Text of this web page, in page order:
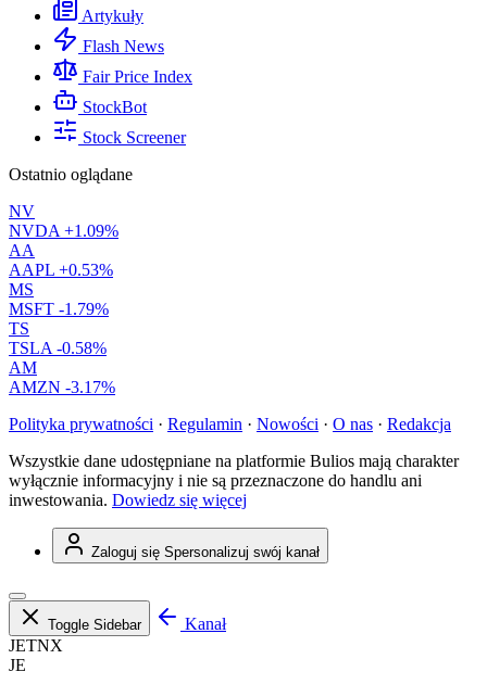
Artykuły
Flash News
Fair Price Index
StockBot
Stock Screener
Ostatnio oglądane
NV
NVDA +1.09%
AA
AAPL +0.53%
MS
MSFT -1.79%
TS
TSLA -0.58%
AM
AMZN -3.17%
Polityka prywatności · Regulamin · Nowości · O nas · Redakcja
Wszystkie dane udostępniane na platformie Bulios mają charakter
wyłącznie informacyjny i nie są przeznaczone do handlu ani
inwestowania. Dowiedz się więcej
Zaloguj się Spersonalizuj swój kanał
Toggle Sidebar
Kanał
JETNX
JE